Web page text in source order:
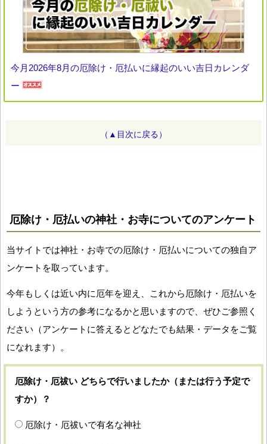
今月2026年8月の厄除け・厄払いに縁起のいい吉日カレンダ
ー
（▲目次に戻る）
厄除け・厄払いの神社・お寺についてのアンケート
当サイトでは神社・お寺での厄除け・厄払いについての独自ア
ンケートを取っています。
今年もしくは近い内に厄年を迎え、これから厄除け・厄払いを
しようという方の参考になるかと思いますので、ぜひご参照く
ださい（アンケートに答えるとどなたでも結果・データをご覧
になれます）。
厄除け・厄祓い どちらで行いましたか（または行う予定で
すか）？
厄除け・厄祓いで有名な神社